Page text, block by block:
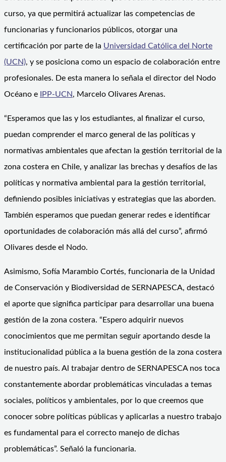
curso, ya que permitirá actualizar las competencias de
funcionarias y funcionarios públicos, otorgar una
certificación por parte de la Universidad Católica del Norte
(UCN), y se posiciona como un espacio de colaboración entre
profesionales. De esta manera lo señala el director del Nodo
Océano e IPP-UCN, Marcelo Olivares Arenas.
“Esperamos que las y los estudiantes, al finalizar el curso,
puedan comprender el marco general de las políticas y
normativas ambientales que afectan la gestión territorial de la
zona costera en Chile, y analizar las brechas y desafíos de las
políticas y normativa ambiental para la gestión territorial,
definiendo posibles iniciativas y estrategias que las aborden.
También esperamos que puedan generar redes e identificar
oportunidades de colaboración más allá del curso”, afirmó
Olivares desde el Nodo.
Asimismo, Sofía Marambio Cortés, funcionaria de la Unidad
de Conservación y Biodiversidad de SERNAPESCA, destacó
el aporte que significa participar para desarrollar una buena
gestión de la zona costera. “Espero adquirir nuevos
conocimientos que me permitan seguir aportando desde la
institucionalidad pública a la buena gestión de la zona costera
de nuestro país. Al trabajar dentro de SERNAPESCA nos toca
constantemente abordar problemáticas vinculadas a temas
sociales, políticos y ambientales, por lo que creemos que
conocer sobre políticas públicas y aplicarlas a nuestro trabajo
es fundamental para el correcto manejo de dichas
problemáticas”. Señaló la funcionaria.